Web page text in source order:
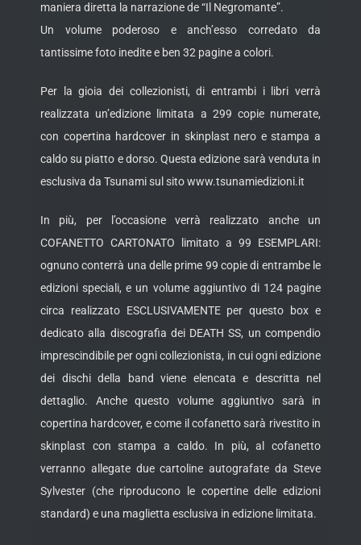
maniera diretta la narrazione de “Il Negromante”.
Un volume poderoso e anch’esso corredato da
tantissime foto inedite e ben 32 pagine a colori.
Per la gioia dei collezionisti, di entrambi i libri verrà
realizzata un’edizione limitata a 299 copie numerate,
con copertina hardcover in skinplast nero e stampa a
caldo su piatto e dorso. Questa edizione sarà venduta in
esclusiva da Tsunami sul sito www.tsunamiedizioni.it
In più, per l’occasione verrà realizzato anche un
COFANETTO CARTONATO limitato a 99 ESEMPLARI:
ognuno conterrà una delle prime 99 copie di entrambe le
edizioni speciali, e un volume aggiuntivo di 124 pagine
circa realizzato ESCLUSIVAMENTE per questo box e
dedicato alla discografia dei DEATH SS, un compendio
imprescindibile per ogni collezionista, in cui ogni edizione
dei dischi della band viene elencata e descritta nel
dettaglio. Anche questo volume aggiuntivo sarà in
copertina hardcover, e come il cofanetto sarà rivestito in
skinplast con stampa a caldo. In più, al cofanetto
verranno allegate due cartoline autografate da Steve
Sylvester (che riproducono le copertine delle edizioni
standard) e una maglietta esclusiva in edizione limitata.